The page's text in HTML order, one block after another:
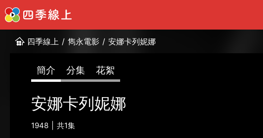
四季線上 / 雋永電影 / 安娜卡列妮娜
簡介 分集 花絮
安娜卡列妮娜
1948
共1集